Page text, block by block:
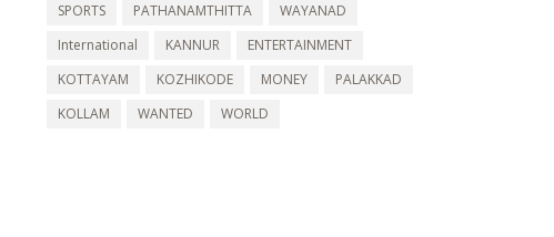
SPORTS
PATHANAMTHITTA
WAYANAD
International
KANNUR
ENTERTAINMENT
KOTTAYAM
KOZHIKODE MONEY
PALAKKAD
KOLLAM
WANTED WORLD